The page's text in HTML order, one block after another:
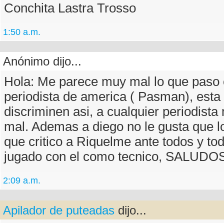
Conchita Lastra Trosso
1:50 a.m.
Anónimo dijo...
Hola: Me parece muy mal lo que paso
periodista de america ( Pasman),
discriminen asi, a cualquier periodista
mal. Ademas a diego no le gusta que
que critico a Riquelme ante todos y
jugado con el como tecnico,
2:09 a.m.
Apilador de puteadas dijo...